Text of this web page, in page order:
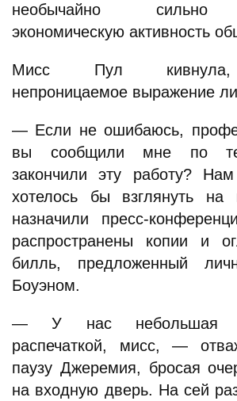
необычайно сильно
экономическую активность
Мисс Пул кивнула,
непроницаемое выражение
— Если не ошибаюсь,
вы сообщили мне по
закончили эту работу?
хотелось бы взглянуть
назначили пресс-
распространены копии и
билль, предложенный
Боуэном.
— У нас небольшая
распечаткой, мисс, —
паузу Джеремия, бросая
на входную дверь. На сей